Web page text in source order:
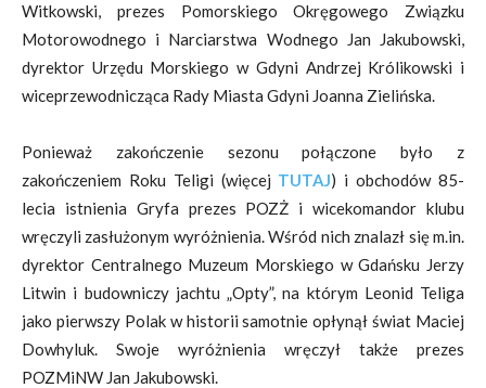
Witkowski, prezes Pomorskiego Okręgowego Związku
Motorowodnego i Narciarstwa Wodnego Jan Jakubowski,
dyrektor Urzędu Morskiego w Gdyni Andrzej Królikowski i
wiceprzewodnicząca Rady Miasta Gdyni Joanna Zielińska.
Ponieważ zakończenie sezonu połączone było z
zakończeniem Roku Teligi (więcej TUTAJ) i obchodów 85-
lecia istnienia Gryfa prezes POZŻ i wicekomandor klubu
wręczyli zasłużonym wyróżnienia. Wśród nich znalazł się m.in.
dyrektor Centralnego Muzeum Morskiego w Gdańsku Jerzy
Litwin i budowniczy jachtu „Opty”, na którym Leonid Teliga
jako pierwszy Polak w historii samotnie opłynął świat Maciej
Dowhyluk. Swoje wyróżnienia wręczył także prezes
POZMiNW Jan Jakubowski.